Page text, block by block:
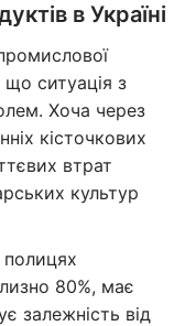
в Україні
що ситуація з
Хоча через
кісточкових
втрат
культур
полицях
80%, має
залежність від